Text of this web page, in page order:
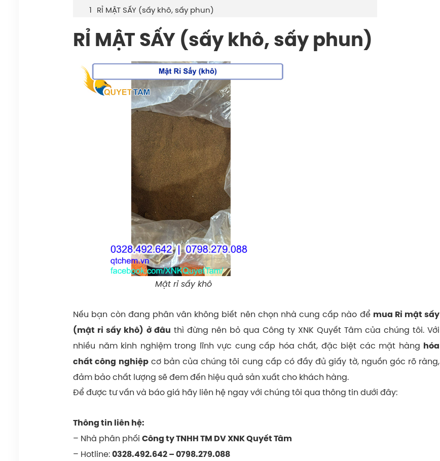
RỈ MẬT SẤY (sấy khô, sấy phun)
RỈ MẬT SẤY (sấy khô, sấy phun)
Mật rỉ sấy khô
Nếu bạn còn đang phân vân không biết nên chọn nhà cung cấp nào để mua Rỉ mật sấy
(mật rỉ sấy khô) ở đâu thì đừng nên bỏ qua Công ty XNK Quyết Tâm của chúng tôi. Với
nhiều năm kinh nghiệm trong lĩnh vực cung cấp hóa chất, đặc biệt các mặt hàng hóa
chất công nghiệpcơ bản của chúng tôi cung cấp có đầy đủ giấy tờ, nguồn góc rõ ràng,
đảm bảo chất lượng sẽ đem đến hiệu quả sản xuất cho khách hàng.
Để được tư vấn và báo giá hãy liên hệ ngay với chúng tôi qua thông tin dưới đây:
Thông tin liên hệ:
– Nhà phân phốiCông ty TNHH TM DV XNK Quyết Tâm
– Hotline:0328.492.642–0798.279.088